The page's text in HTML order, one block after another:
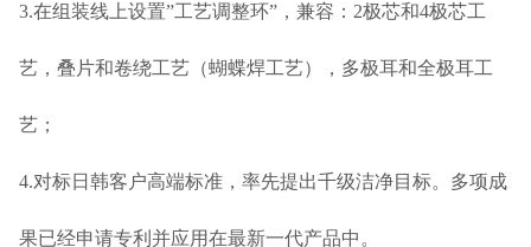
3.在组装线上设置”工艺调整环”，兼容：2极芯和4极芯工
艺，叠片和卷绕工艺（蝴蝶焊工艺），多极耳和全极耳工
艺；
4.对标日韩客户高端标准，率先提出千级洁净目标。多项成
果已经申请专利并应用在最新一代产品中。